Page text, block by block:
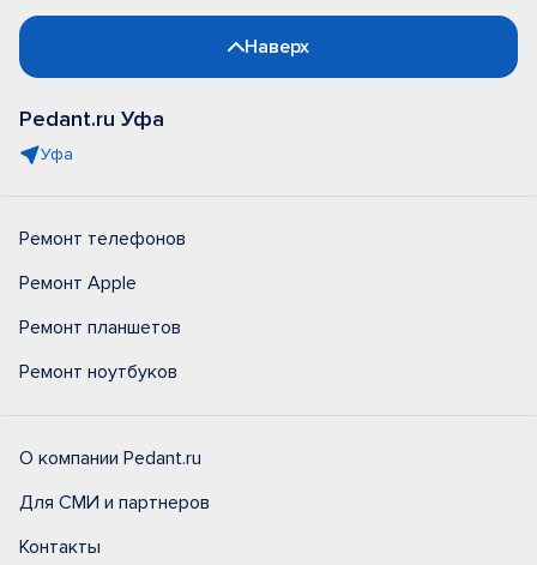
Наверх
Pedant.ru Уфа
Уфа
Ремонт телефонов
Ремонт Apple
Ремонт планшетов
Ремонт ноутбуков
О компании Pedant.ru
Для СМИ и партнеров
Контакты